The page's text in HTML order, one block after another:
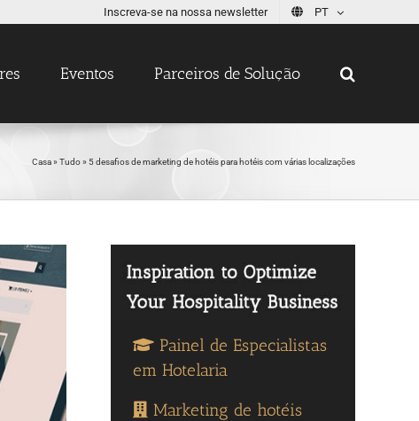
Inscreva-se na nossa newsletter PT
Eventos Parceiros de Solução
Casa» Tudo» 5 desafios de marketing de hotéis para hotéis com várias localizações
Painel de Especialistas
em Hotelaria
Marketing de hotéis